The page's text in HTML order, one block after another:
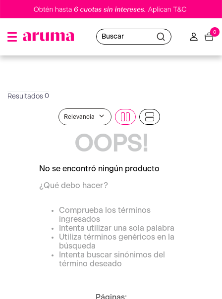
Buscar
0
0
Relevancia
OOPS!
No se encontró ningún producto
¿Qué debo hacer?
Comprueba los términos
ingresados
Intenta utilizar una sola palabra
Utiliza términos genéricos en la
búsqueda
Intenta buscar sinónimos del
término deseado
Páginas: